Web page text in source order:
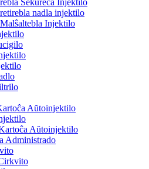
Sekureca Injektilo
nadla injektilo
Injektilo
Aŭtoinjektilo
Aŭtoinjektilo
Administrado